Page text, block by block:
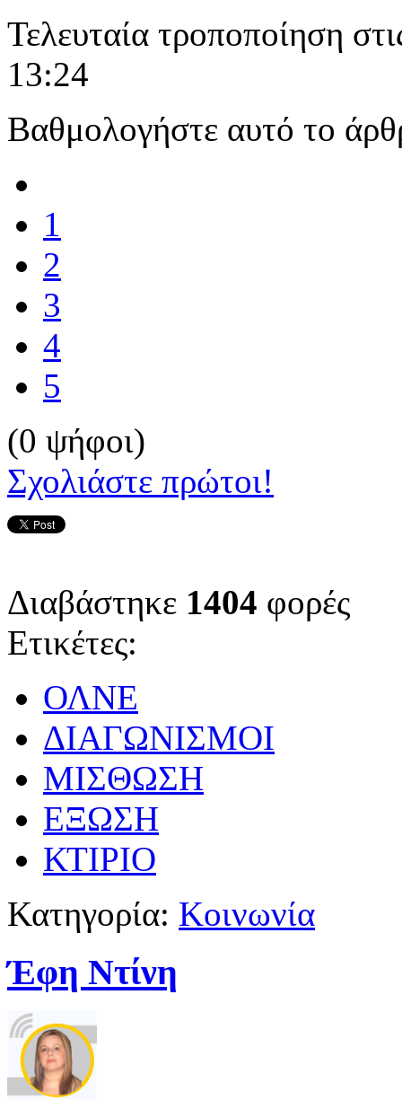
Τελευταία τροποποίηση
13:24
Βαθμολογήστε αυτό το
1
2
3
4
5
(0 ψήφοι)
Σχολιάστε πρώτοι!
Διαβάστηκε 1404 φορές
Ετικέτες:
ΟΛΝΕ
ΔΙΑΓΩΝΙΣΜΟΙ
ΜΙΣΘΩΣΗ
ΕΞΩΣΗ
ΚΤΙΡΙΟ
Κατηγορία: Κοινωνία
Έφη Ντίνη